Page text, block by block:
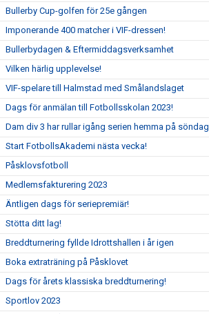
Bullerby Cup-golfen för 25e gången
Imponerande 400 matcher i VIF-dressen!
Bullerbydagen & Eftermiddagsverksamhet
Vilken härlig upplevelse!
VIF-spelare till Halmstad med Smålandslaget
Dags för anmälan till Fotbollsskolan 2023!
Dam div 3 har rullar igång serien hemma på söndag
Start FotbollsAkademi nästa vecka!
Påsklovsfotboll
Medlemsfakturering 2023
Äntligen dags för seriepremiär!
Stötta ditt lag!
Breddturnering fyllde Idrottshallen i år igen
Boka extraträning på Påsklovet
Dags för årets klassiska breddturnering!
Sportlov 2023